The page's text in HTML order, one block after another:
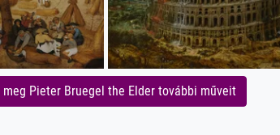
meg Pieter Bruegel the Elder további műveit